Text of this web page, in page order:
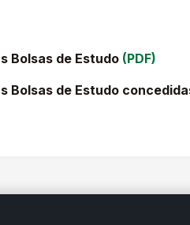
Bolsas de Estudo (PDF)
Bolsas de Estudo